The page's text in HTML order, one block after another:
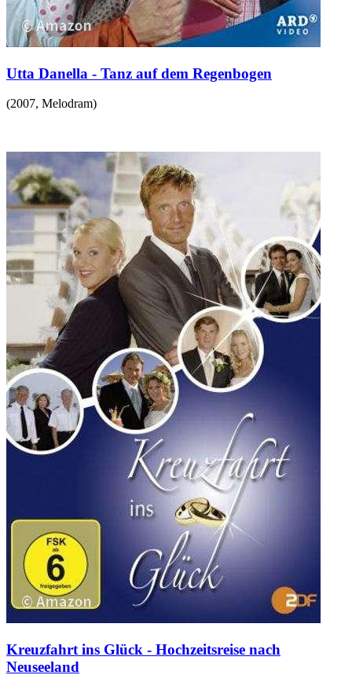
Utta Danella - Tanz auf dem Regenbogen
(2007, Melodram)
Kreuzfahrt ins Glück - Hochzeitsreise nach
Neuseeland